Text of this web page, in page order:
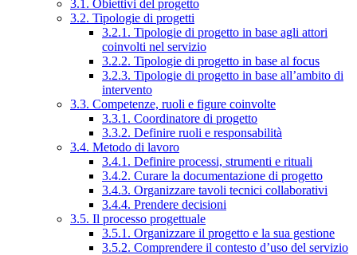
3.1. Obiettivi del progetto
3.2. Tipologie di progetti
3.2.1. Tipologie di progetto in base agli attori
coinvolti nel servizio
3.2.2. Tipologie di progetto in base al focus
3.2.3. Tipologie di progetto in base all’ambito di
intervento
3.3. Competenze, ruoli e figure coinvolte
3.3.1. Coordinatore di progetto
3.3.2. Definire ruoli e responsabilità
3.4. Metodo di lavoro
3.4.1. Definire processi, strumenti e rituali
3.4.2. Curare la documentazione di progetto
3.4.3. Organizzare tavoli tecnici collaborativi
3.4.4. Prendere decisioni
3.5. Il processo progettuale
3.5.1. Organizzare il progetto e la sua gestione
3.5.2. Comprendere il contesto d’uso del servizio